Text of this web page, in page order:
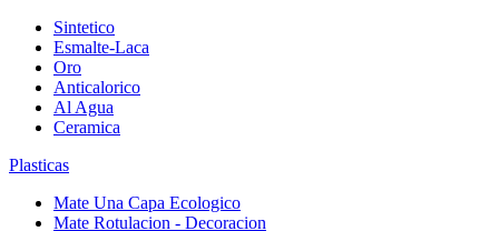
Sintetico
Esmalte-Laca
Oro
Anticalorico
Al Agua
Ceramica
Plasticas
Mate Una Capa Ecologico
Mate Rotulacion - Decoracion